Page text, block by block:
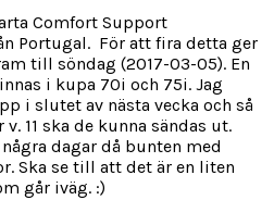
Comfort Support
Portugal. För att fira detta ger
till söndag (2017-03-05). En
i kupa 70i och 75i. Jag
i slutet av nästa vecka och så
11 ska de kunna sändas ut.
dagar då bunten med
Ska se till att det är en liten
går iväg. :)